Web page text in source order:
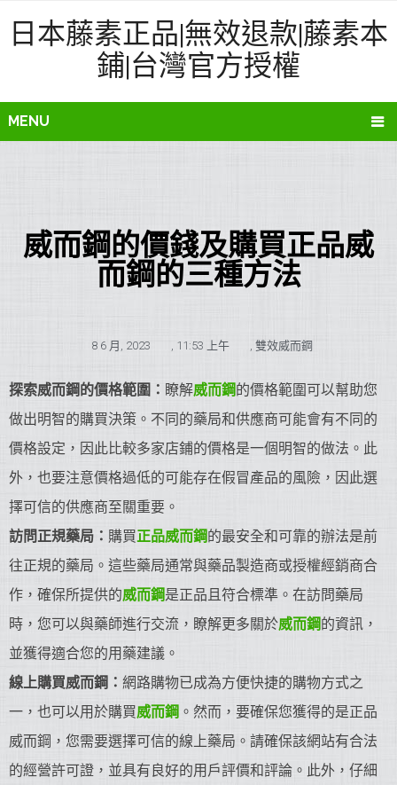
日本藤素正品|無效退款|藤素本
鋪|台灣官方授權
MENU
威而鋼的價錢及購買正品威
而鋼的三種方法
8 6 月, 2023 , 11:53 上午 , 雙效威而鋼
探索威而鋼的價格範圍： 瞭解威而鋼的價格範圍可以幫助您
做出明智的購買決策。不同的藥局和供應商可能會有不同的
價格設定，因此比較多家店鋪的價格是一個明智的做法。此
外，也要注意價格過低的可能存在假冒產品的風險，因此選
擇可信的供應商至關重要。
訪問正規藥局： 購買正品威而鋼的最安全和可靠的辦法是前
往正規的藥局。這些藥局通常與藥品製造商或授權經銷商合
作，確保所提供的威而鋼是正品且符合標準。在訪問藥局
時，您可以與藥師進行交流，瞭解更多關於威而鋼的資訊，
並獲得適合您的用藥建議。
線上購買威而鋼： 網路購物已成為方便快捷的購物方式之
一，也可以用於購買威而鋼 。然而，要確保您獲得的是正品
威而鋼，您需要選擇可信的線上藥局。請確保該網站有合法
的經營許可證，並具有良好的用戶評價和評論。此外，仔細